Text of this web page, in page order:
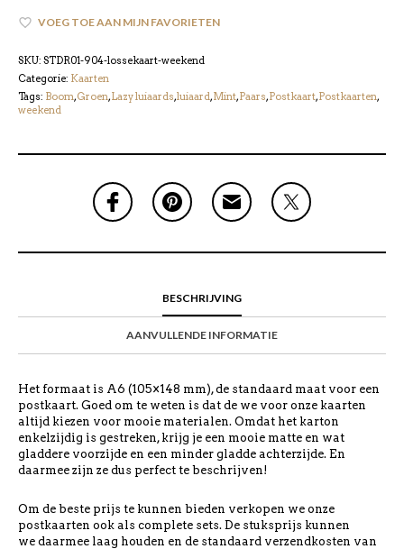
VOEG TOE AAN MIJN FAVORIETEN
SKU: STDR01-904-lossekaart-weekend
Categorie: Kaarten
Tags: Boom,Groen,Lazy luiaards,luiaard,Mint,Paars,Postkaart,Postkaarten,
weekend
BESCHRIJVING
AANVULLENDE INFORMATIE
Het formaat is A6 (105×148 mm), de standaard maat voor een
postkaart. Goed om te weten is dat de we voor onze kaarten
altijd kiezen voor mooie materialen. Omdat het karton
enkelzijdig is gestreken, krijg je een mooie matte en wat
gladdere voorzijde en een minder gladde achterzijde. En
daarmee zijn ze dus perfect te beschrijven!
Om de beste prijs te kunnen bieden verkopen we onze
postkaarten ook als complete sets. De stuksprijs kunnen
we daarmee laag houden en de standaard verzendkosten van